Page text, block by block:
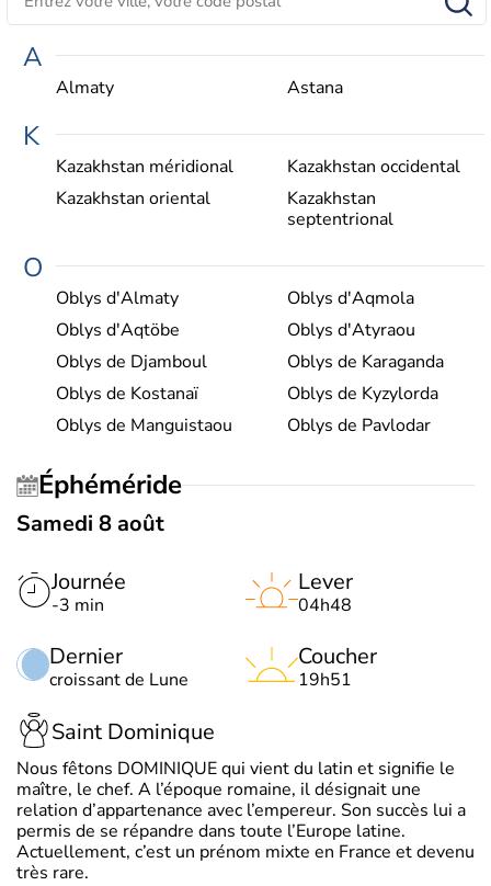
A
Almaty Astana
K
Kazakhstan méridional
Kazakhstan occidental
Kazakhstan oriental
Kazakhstan
septentrional
O
Oblys d'Almaty
Oblys d'Aqmola
Oblys d'Aqtöbe
Oblys d'Atyraou
Oblys de Djamboul
Oblys de Karaganda
Oblys de Kostanaï
Oblys de Kyzylorda
Oblys de Manguistaou
Oblys de Pavlodar
Éphéméride
Samedi 8 août
Journée
-3 min
Dernier
croissant de Lune
Lever
04h48
Coucher
19h51
Saint Dominique
Nous fêtons DOMINIQUE qui vient du latin et signifie le
maître, le chef. A l’époque romaine, il désignait une
relation d’appartenance avec l’empereur. Son succès lui a
permis de se répandre dans toute l’Europe latine.
Actuellement, c’est un prénom mixte en France et devenu
très rare.